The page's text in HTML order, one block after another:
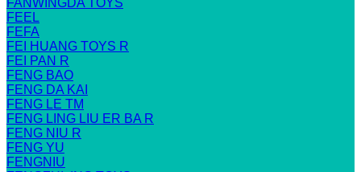
FANWINGDA TOYS
FEEL
FEFA
FEI HUANG TOYS R
FEI PAN R
FENG BAO
FENG DA KAI
FENG LE TM
FENG LING LIU ER BA R
FENG NIU R
FENG YU
FENGNIU